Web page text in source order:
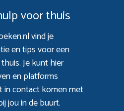
voor thuis
vind je
en tips voor een
Je kunt hier
en platforms
in contact komen met
jou in de buurt.